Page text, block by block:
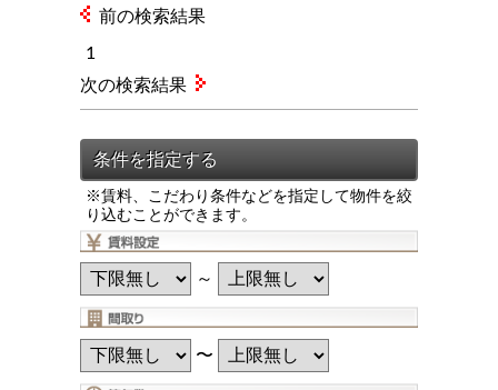
前の検索結果
1
※賃料、こだわり条件などを指定して物件を絞
り込むことができます。
～
〜